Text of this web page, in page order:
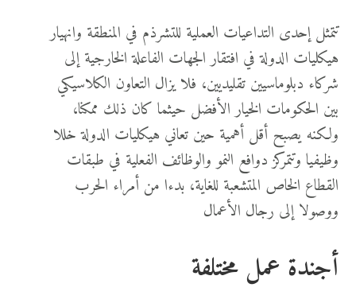
تتمثل إحدى التداعيات العملية للتشرذم في المنطقة وانهيار
هيكليات الدولة في افتقار الجهات الفاعلة الخارجية إلى
شركاء دبلوماسيين تقليديين، فلا يزال التعاون الكلاسيكي
بين الحكومات الخيار الأفضل حيثما كان ذلك ممكنا،
ولكنه يصبح أقل أهمية حين تعاني هيكليات الدولة خللا
وظيفيا وتتمركز دوافع النمو والوظائف الفعلية في طبقات
القطاع الخاص المتشعبة للغاية، بدءا من أمراء الحرب
ووصولا إلى رجال الأعمال
أجندة عمل مختلفة